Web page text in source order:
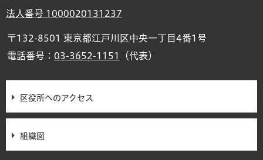
法人番号 1000020131237
〒132-8501 東京都江戸川区中央一丁目4番1号
電話番号： 03-3652-1151 （代表）
区役所へのアクセス
組織図